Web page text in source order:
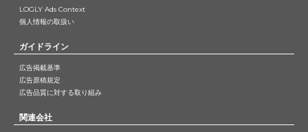
LOGLY Ads Context
個人情報の取扱い
ガイドライン
広告掲載基準
広告原稿規定
広告品質に対する取り組み
関連会社